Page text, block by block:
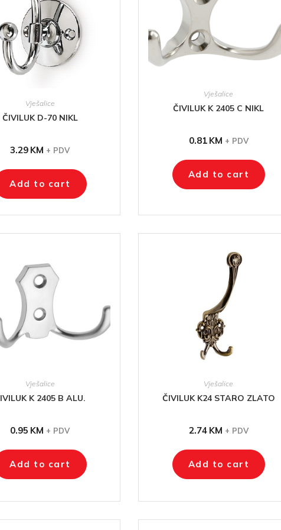
Vješalice
ČIVILUK D-70 NIKL
3.29 KM + PDV
Add to cart
Vješalice
ČIVILUK K 2405 C NIKL
0.81 KM + PDV
Add to cart
Vješalice
K 2405 B ALU.
0.95 KM + PDV
Add to cart
Vješalice
ČIVILUK K24 STARO ZLATO
2.74 KM + PDV
Add to cart